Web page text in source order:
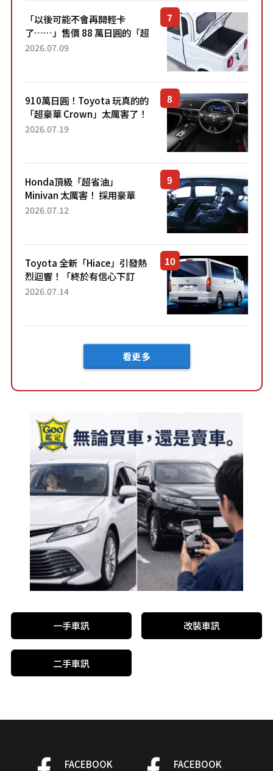
「以後可能不會再開輕卡
了……」售價 88 萬日圓的「超
迷你輕型貨車」引發兩極評
了！...
2026.07.09
910萬日圓！Toyota 玩真的的
「超豪華 Crown」太厲害了！
採用由「匠人技藝」打造的
2026.07.19
Honda頂級「超省油」
Minivan 太厲害！ 採用豪華
「真皮座椅」與專屬「黑色內
「三...
2026.07.12
Toyota 全新「Hiace」引發熱
烈迴響！「終於有信心下訂
了！」「哪個等級交車最
車？...
2026.07.14
看更多
一手車訊 改裝車訊
二手車訊
FACEBOOK
FACEBOOK